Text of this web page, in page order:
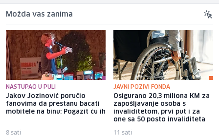
Možda vas zanima
NASTUPAO U PULI
Jakov Jozinović poručio
fanovima da prestanu bacati
mobitele na binu: Pogazit ću ih
8 sati
JAVNI POZIVI FONDA
Osigurano 20,3 miliona KM za
zapošljavanje osoba s
invaliditetom, prvi put i za
one sa 50 posto invaliditeta
11 sati